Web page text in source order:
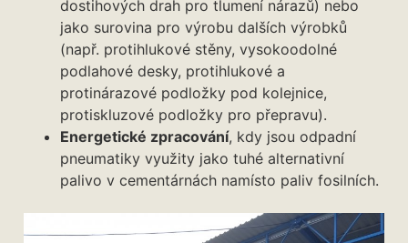
dostihových drah pro tlumení nárazů) nebo
jako surovina pro výrobu dalších výrobků
(např. protihlukové stěny, vysokoodolné
podlahové desky, protihlukové a
protinárazové podložky pod kolejnice,
protiskluzové podložky pro přepravu).
Energetické zpracování, kdy jsou odpadní
pneumatiky využity jako tuhé alternativní
palivo v cementárnách namísto paliv fosilních.